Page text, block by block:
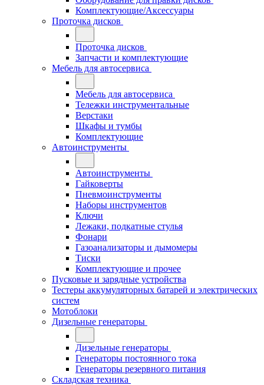
Комплектующие/Аксессуары
Проточка дисков
Проточка дисков
Запчасти и комплектующие
Мебель для автосервиса
Мебель для автосервиса
Тележки инструментальные
Верстаки
Шкафы и тумбы
Комплектующие
Автоинструменты
Автоинструменты
Гайковерты
Пневмоинструменты
Наборы инструментов
Ключи
Лежаки, подкатные стулья
Фонари
Газоанализаторы и дымомеры
Тиски
Комплектующие и прочее
Пусковые и зарядные устройства
Тестеры аккумуляторных батарей и электрических
систем
Мотоблоки
Дизельные генераторы
Дизельные генераторы
Генераторы постоянного тока
Генераторы резервного питания
Складская техника